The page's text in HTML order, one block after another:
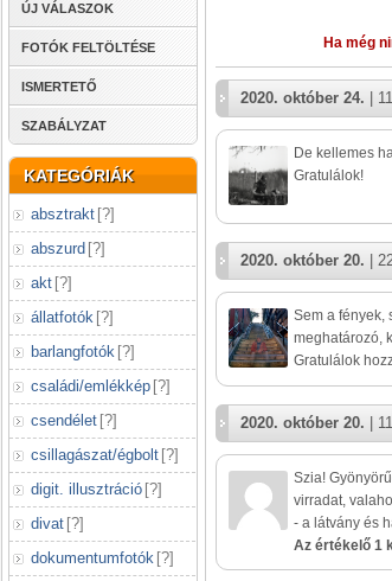
ÚJ VÁLASZOK
FOTÓK FELTÖLTÉSE
ISMERTETŐ
SZABÁLYZAT
KATEGÓRIÁK
absztrakt [?]
abszurd [?]
akt [?]
állatfotók [?]
barlangfotók [?]
családi/emlékkép [?]
csendélet [?]
csillagászat/égbolt [?]
digit. illusztráció [?]
divat [?]
dokumentumfotók [?]
Ha még
2020. október 24. |
De kellemes
Gratulálok!
2020. október 20. |
Sem a fények,
meghatározó,
Gratulálok
2020. október 20. |
Szia!
virradat,
- a látvány és
Az értékelő 1